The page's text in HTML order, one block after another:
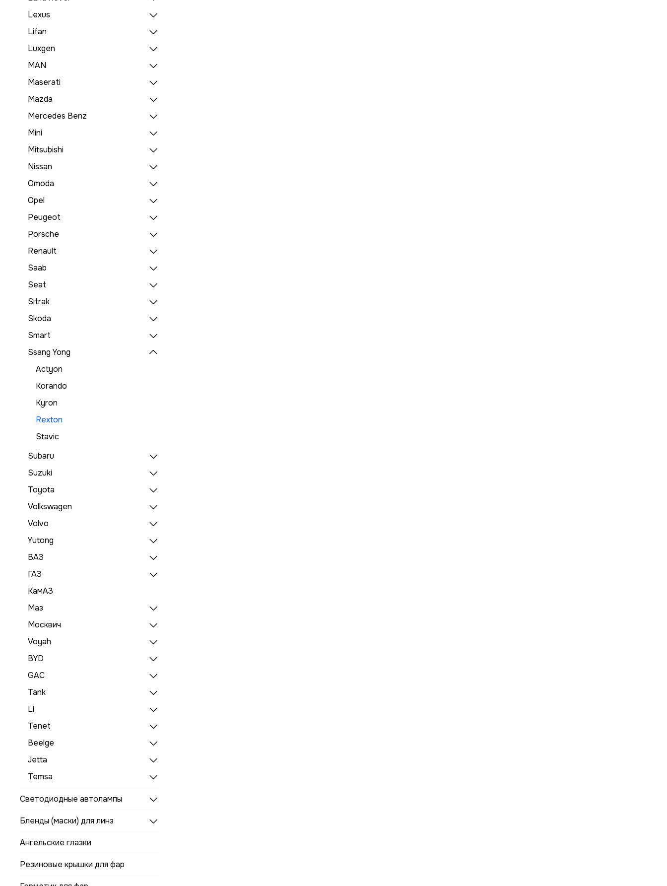
Lexus
Lifan
Luxgen
MAN
Maserati
Mazda
Mercedes Benz
Mini
Mitsubishi
Nissan
Omoda
Opel
Peugeot
Porsche
Renault
Saab
Seat
Sitrak
Skoda
Smart
Ssang Yong
Actyon
Korando
Kyron
Rexton
Stavic
Subaru
Suzuki
Toyota
Volkswagen
Volvo
Yutong
ВАЗ
ГАЗ
КамАЗ
Маз
Москвич
Voyah
BYD
GAC
Tank
Li
Tenet
Beelge
Jetta
Temsa
Светодиодные автолампы
Бленды (маски) для линз
Ангельские глазки
Резиновые крышки для фар